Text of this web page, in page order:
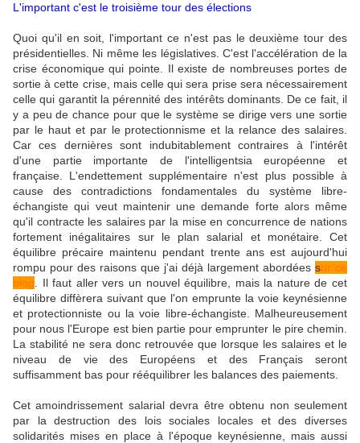
L'important c'est le troisième tour des élections
Quoi qu'il en soit, l'important ce n'est pas le deuxième tour des
présidentielles. Ni même les législatives. C'est l'accélération de la
crise économique qui pointe. Il existe de nombreuses portes de
sortie à cette crise, mais celle qui sera prise sera nécessairement
celle qui garantit la pérennité des intérêts dominants. De ce fait, il
y a peu de chance pour que le système se dirige vers une sortie
par le haut et par le protectionnisme et la relance des salaires.
Car ces dernières sont indubitablement contraires à l'intérêt
d'une partie importante de l'intelligentsia européenne et
française. L'endettement supplémentaire n'est plus possible à
cause des contradictions fondamentales du système libre-
échangiste qui veut maintenir une demande forte alors même
qu'il contracte les salaires par la mise en concurrence de nations
fortement inégalitaires sur le plan salarial et monétaire. Cet
équilibre précaire maintenu pendant trente ans est aujourd'hui
rompu pour des raisons que j'ai déjà largement abordées sur ce
blog . Il faut aller vers un nouvel équilibre, mais la nature de cet
équilibre diffèrera suivant que l'on emprunte la voie keynésienne
et protectionniste ou la voie libre-échangiste. Malheureusement
pour nous l'Europe est bien partie pour emprunter le pire chemin.
La stabilité ne sera donc retrouvée que lorsque les salaires et le
niveau de vie des Européens et des Français seront
suffisamment bas pour rééquilibrer les balances des paiements.
Cet amoindrissement salarial devra être obtenu non seulement
par la destruction des lois sociales locales et des diverses
solidarités mises en place à l'époque keynésienne, mais aussi